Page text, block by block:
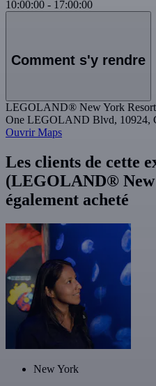
10:00:00 - 17:00:00
Comment s'y rendre
LEGOLAND® New York Resort
One LEGOLAND Blvd, 10924,
Ouvrir Maps
Les clients de cette
(LEGOLAND®
également acheté
New York